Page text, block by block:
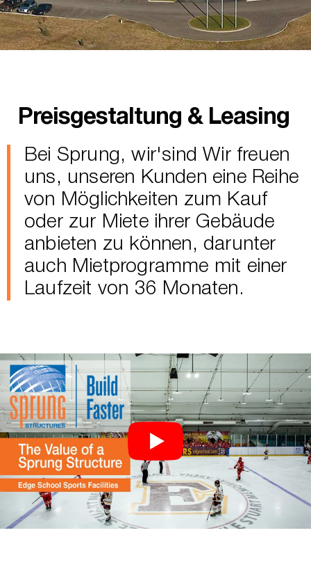
Preisgestaltung & Leasing
Bei Sprung,wir'sind Wir freuen
uns, unseren Kunden eine Reihe
von Möglichkeiten zum Kauf
oder zur Miete ihrer Gebäude
anbieten zu können, darunter
auch Mietprogramme mit einer
Laufzeit von 36 Monaten.